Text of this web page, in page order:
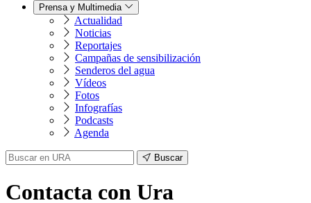
Prensa y Multimedia
Actualidad
Noticias
Reportajes
Campañas de sensibilización
Senderos del agua
Vídeos
Fotos
Infografías
Podcasts
Agenda
Buscar
Contacta con Ura